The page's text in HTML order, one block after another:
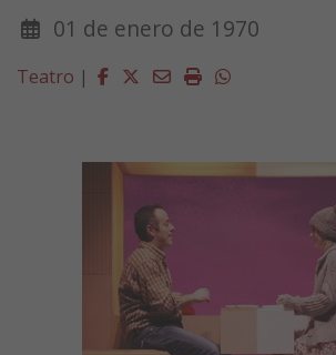
01 de enero de 1970
Teatro | Facebook
Twitter
EmailImprimirWhatsapp